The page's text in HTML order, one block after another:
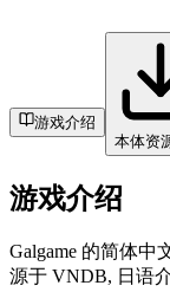
游戏介绍
本体资
游戏介绍
Galgame 的简体中
源于 VNDB, 日语